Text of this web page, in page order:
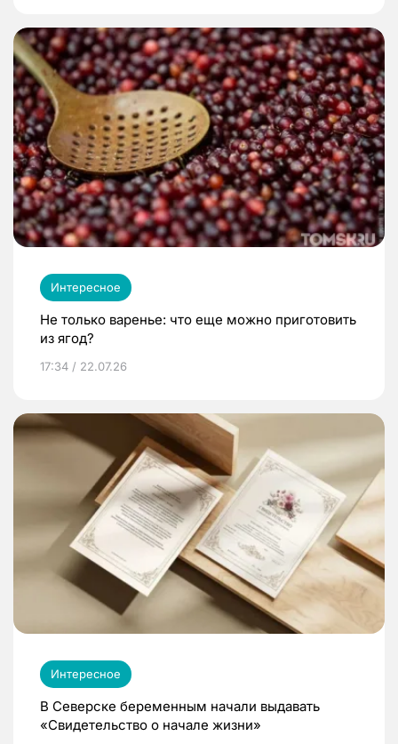
Интересное
Не только варенье: что еще можно приготовить
из ягод?
17:34 / 22.07.26
Интересное
В Северске беременным начали выдавать
«Свидетельство о начале жизни»